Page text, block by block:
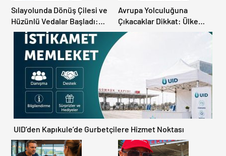
Sılayolunda Dönüş Çilesi ve
Hüzünlü Vedalar Başladı:
Kapıkule’de Yoğunluk
Artıyor!
Avrupa Yolculuğuna
Çıkacaklar Dikkat: Ülke
Ülke Güncel Trafik Kuralları,
Avrupa Otoyol Hız Limitleri
UID’den Kapıkule’de Gurbetçilere Hizmet Noktası